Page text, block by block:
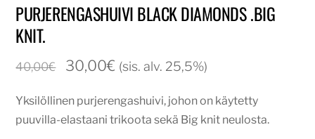
PURJERENGASHUIVI BLACK DIAMONDS .BIG
KNIT.
40,00€
Alkuperäinen
oli:
40,00€.
30,00€Nykyinen
on:
30,00€.
(sis. alv. 25,5%)
Yksilöllinen purjerengashuivi, johon on käytetty
puuvilla-elastaani trikoota sekä Big knit neulosta.